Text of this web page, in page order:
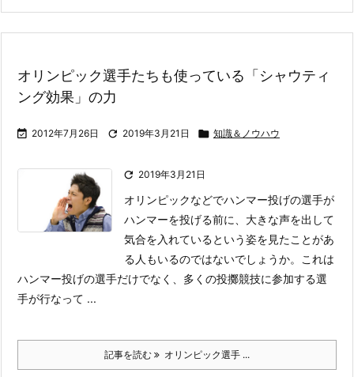
オリンピック選手たちも使っている「シャウティ
ング効果」の力
 2012年7月26日  2019年3月21日  知識＆ノウハウ
 2019年3月21日
オリンピックなどでハンマー投げの選手が
ハンマーを投げる前に、大きな声を出して
気合を入れているという姿を見たことがあ
る人もいるのではないでしょうか。
これは
ハンマー投げの選手だけでなく、多くの投擲競技に参加する選
手が行なって ...
記事を読む オリンピック選手 ...